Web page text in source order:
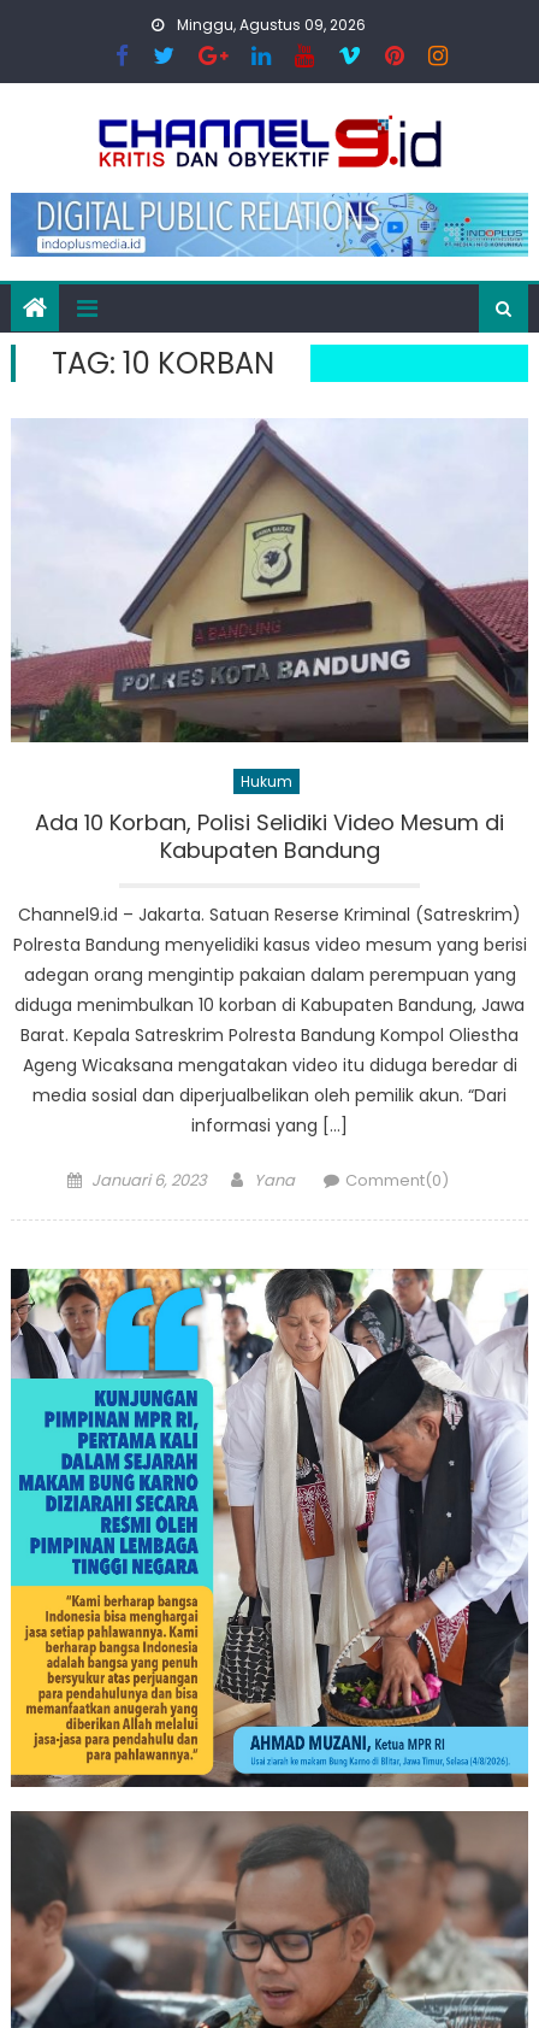
Minggu, Agustus 09, 2026
TAG: 10 KORBAN
Hukum
Ada 10 Korban, Polisi Selidiki Video Mesum di
Kabupaten Bandung
Channel9.id – Jakarta. Satuan Reserse Kriminal (Satreskrim)
Polresta Bandung menyelidiki kasus video mesum yang berisi
adegan orang mengintip pakaian dalam perempuan yang
diduga menimbulkan 10 korban di Kabupaten Bandung, Jawa
Barat. Kepala Satreskrim Polresta Bandung Kompol Oliestha
Ageng Wicaksana mengatakan video itu diduga beredar di
media sosial dan diperjualbelikan oleh pemilik akun. “Dari
informasi yang […]
Posted
Januari 6, 2023 Author
Yana Comment(0)